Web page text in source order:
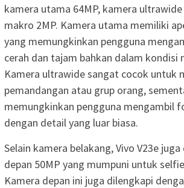
kamera utama 64MP, kamera
makro 2MP. Kamera utama memiliki
yang memungkinkan pengguna
cerah dan tajam bahkan dalam kondisi
Kamera ultrawide sangat cocok untuk
pemandangan atau grup orang,
memungkinkan pengguna mengambil
dengan detail yang luar biasa.
Selain kamera belakang, Vivo V23e
depan 50MP yang mumpuni untuk
Kamera depan ini juga dilengkapi